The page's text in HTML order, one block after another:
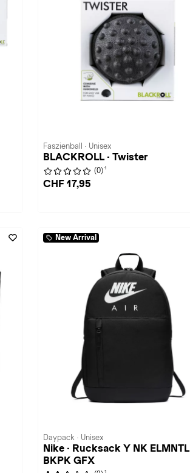
Faszienball · Unisex
BLACKROLL · Twister
(0) 1
CHF 17,95
New Arrival
Daypack · Unisex
Nike · Rucksack Y NK ELMNTL
BKPK GFX
1